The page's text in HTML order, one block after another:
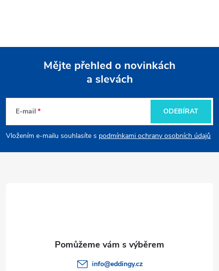
p
y
v
p
Mějte přehled o novinkách
a slevách
E-mail
Vložením e-mailu souhlasíte s podmínkami ochrany osobních údajů
ODEBÍRAT
info@eddingy.cz